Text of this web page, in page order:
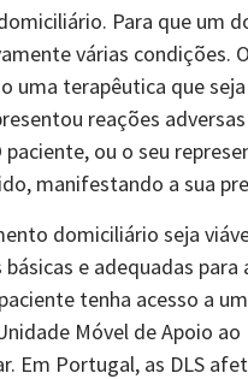
Para que um
várias condições.
uma terapêutica que
reações
paciente, ou o seu
manifestando a sua
domiciliário seja
e adequadas
tenha acesso a
Móvel de Apoio
Em Portugal, as DLS